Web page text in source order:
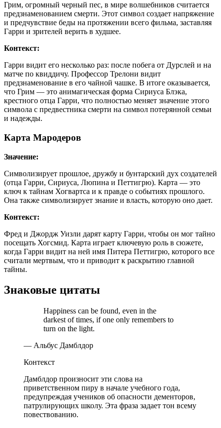
Грим, огромный черный пес, в мире волшебников считается
предзнаменованием смерти. Этот символ создает напряжение
и предчувствие беды на протяжении всего фильма, заставляя
Гарри и зрителей верить в худшее.
Контекст:
Гарри видит его несколько раз: после побега от Дурслей и на
матче по квиддичу. Профессор Трелони видит
предзнаменование в его чайной чашке. В итоге оказывается,
что Грим — это анимагическая форма Сириуса Блэка,
крестного отца Гарри, что полностью меняет значение этого
символа с предвестника смерти на символ потерянной семьи
и надежды.
Карта Мародеров
Значение:
Символизирует прошлое, дружбу и бунтарский дух создателей
(отца Гарри, Сириуса, Люпина и Петтигрю). Карта — это
ключ к тайнам Хогвартса и к правде о событиях прошлого.
Она также символизирует знание и власть, которую оно дает.
Контекст:
Фред и Джордж Уизли дарят карту Гарри, чтобы он мог тайно
посещать Хогсмид. Карта играет ключевую роль в сюжете,
когда Гарри видит на ней имя Питера Петтигрю, которого все
считали мертвым, что и приводит к раскрытию главной
тайны.
Знаковые цитаты
Happiness can be found, even in the
darkest of times, if one only remembers to
turn on the light.
— Альбус Дамблдор
Контекст
Дамблдор произносит эти слова на
приветственном пиру в начале учебного года,
предупреждая учеников об опасности дементоров,
патрулирующих школу. Эта фраза задает тон всему
повествованию.